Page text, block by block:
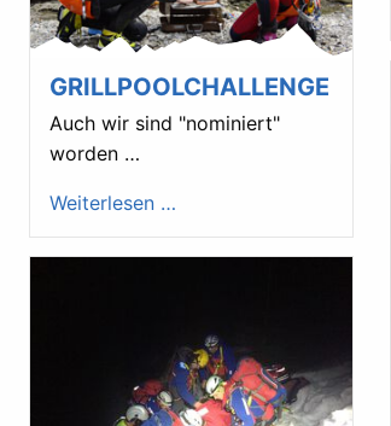
GRILLPOOLCHALLENGE
Auch wir sind "nominiert"
worden …
Weiterlesen …